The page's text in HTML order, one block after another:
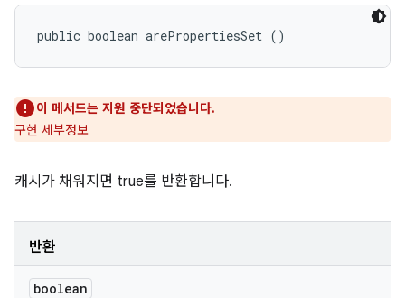
public boolean arePropertiesSet ()
이 메서드는 지원 중단되었습니다.
구현 세부정보
캐시가 채워지면 true를 반환합니다.
반환
boolean